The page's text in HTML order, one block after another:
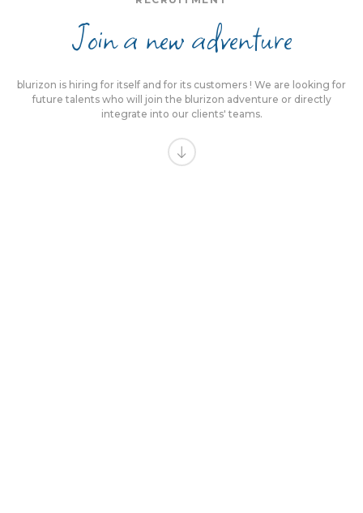
Join a new adventure
blurizon is hiring for itself and for its customers ! We are looking for
future talents who will join the blurizon adventure or directly
integrate into our clients' teams.